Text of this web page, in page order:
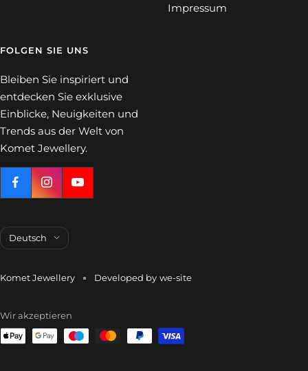
Impressum
FOLGEN SIE UNS
Bleiben Sie inspiriert und
entdecken Sie exklusive
Einblicke, Neuigkeiten und
Trends aus der Welt von
Komet Jewellery.
Sprache
Deutsch
Komet Jewellery Developed by we-site
Wir akzeptieren